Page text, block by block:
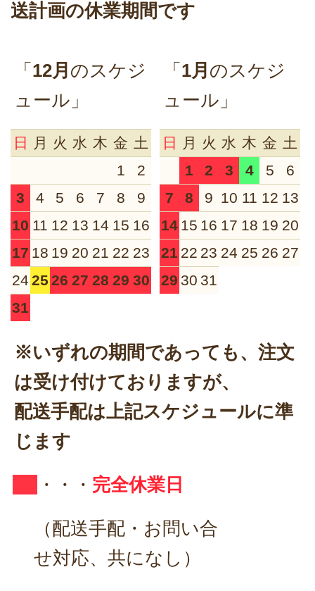
送計画の休業期間です
「 12月 のスケジ
ュール」
日 月 火 水 木 金 土
1
2
3
4 5 6 7 8
9
10 11 12 13 14 15 16
17 18 19 20 21 22 23
24 25 26 27 28 29 30
31
「 1月 のスケジ
ュール」
日 月 火 水 木 金 土
1
2 3 4 5
6
7
8 9 10 11 12 13
14 15 16 17 18 19 20
21 22 23 24 25 26 27
29 30 31
※いずれの期間であっても、注文
は受け付けておりますが、
配送手配は上記スケジュールに準
じます
・・・ 完全休業日
（配送手配・お問い合
せ対応、共になし）